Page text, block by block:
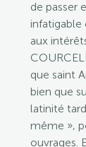
de passer
infatigable
aux
que saint
bien que
latinité
même »,
ouvrages.